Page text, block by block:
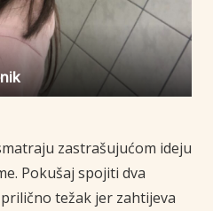
zastrašujućom ideju
Pokušaj spojiti dva
težak jer zahtijeva